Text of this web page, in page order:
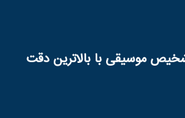
موسیقی با بالاترین دقت